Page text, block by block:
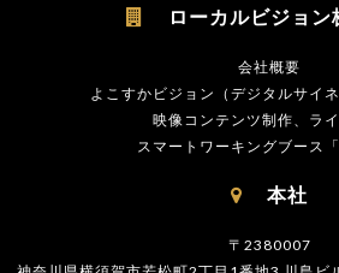
 ローカルビジョン
会社概要
よこすかビジョン（デジタルサイ
映像コンテンツ制作、ラ
スマートワーキングブース
 本社
〒2380007